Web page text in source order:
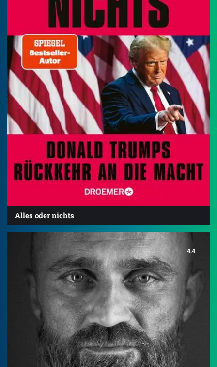
Alles oder nichts
4.4